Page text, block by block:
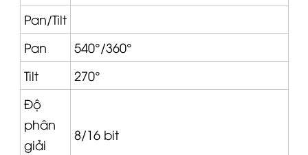
Pan/Tilt
Pan
540°/360°
Tilt
270°
Độ
phân
giải
8/16 bit